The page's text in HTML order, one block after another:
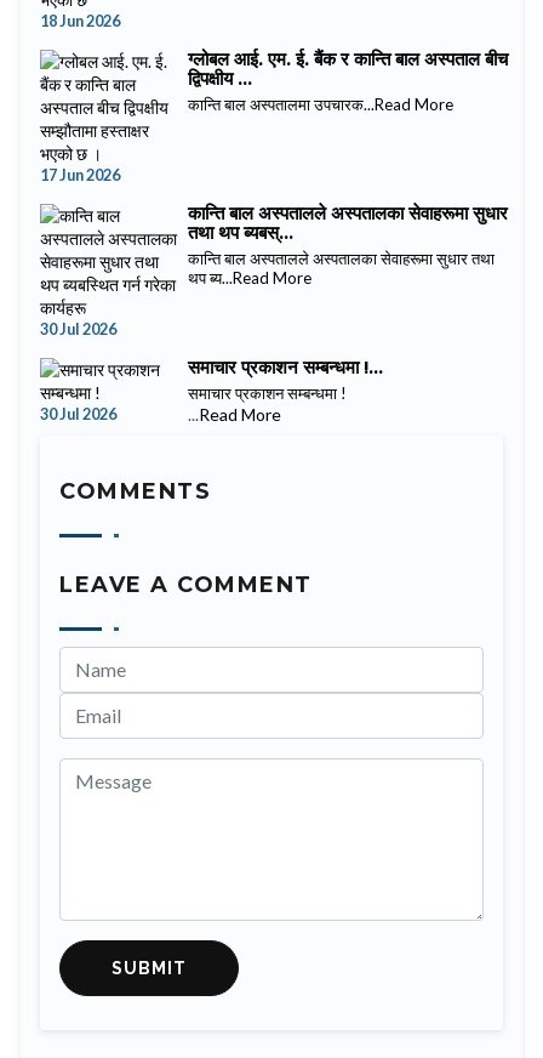
18 Jun 2026
17 Jun 2026
ग्लोबल आई. एम. ई. बैंक र कान्ति बाल अस्पताल बीच
द्विपक्षीय ...
कान्ति बाल अस्पतालमा उपचारक...Read More
30 Jul 2026
कान्ति बाल अस्पतालले अस्पतालका सेवाहरूमा सुधार
तथा थप ब्यबस्...
कान्ति बाल अस्पतालले अस्पतालका सेवाहरूमा सुधार तथा
थप ब्य...Read More
30 Jul 2026
समाचार प्रकाशन सम्बन्धमा !...
समाचार प्रकाशन सम्बन्धमा !
...Read More
COMMENTS
LEAVE A COMMENT
SUBMIT